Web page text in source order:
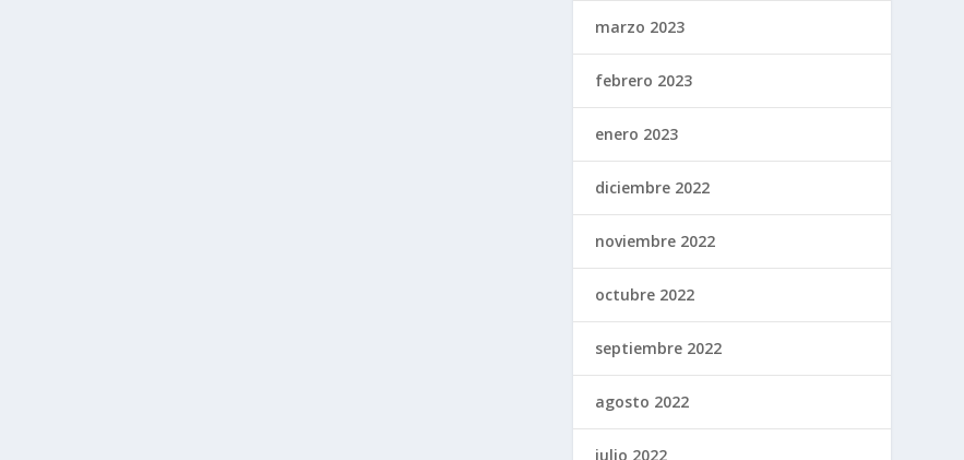
marzo 2023
febrero 2023
enero 2023
diciembre 2022
noviembre 2022
octubre 2022
septiembre 2022
agosto 2022
julio 2022